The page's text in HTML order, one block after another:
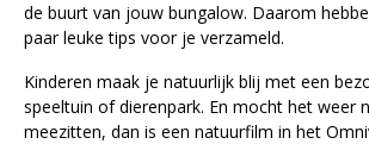
de buurt van jouw bungalow. Daarom
paar leuke tips voor je verzameld.
Kinderen maak je natuurlijk blij met een
speeltuin of dierenpark. En mocht het weer
meezitten, dan is een natuurfilm in het